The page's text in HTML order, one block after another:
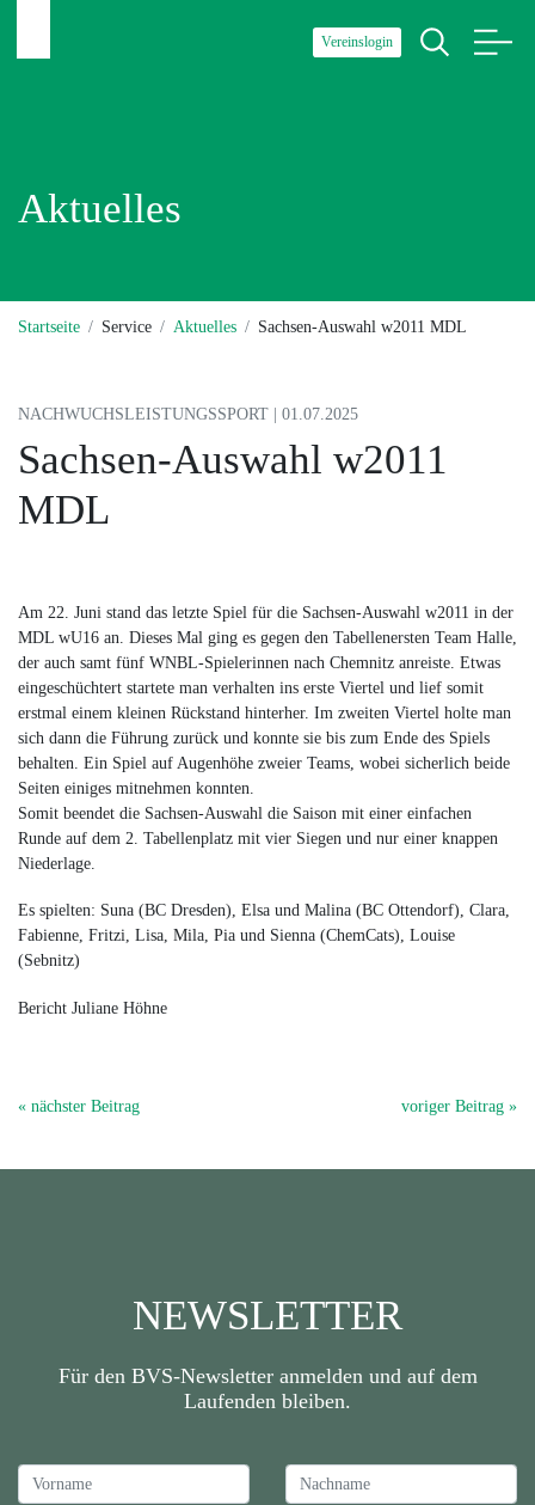
Vereinslogin
Aktuelles
Startseite Service Aktuelles Sachsen-Auswahl w2011 MDL
NACHWUCHSLEISTUNGSSPORT | 01.07.2025
Sachsen-Auswahl w2011
MDL
Am 22. Juni stand das letzte Spiel für die Sachsen-Auswahl w2011 in der
MDL wU16 an. Dieses Mal ging es gegen den Tabellenersten Team Halle,
der auch samt fünf WNBL-Spielerinnen nach Chemnitz anreiste. Etwas
eingeschüchtert startete man verhalten ins erste Viertel und lief somit
erstmal einem kleinen Rückstand hinterher. Im zweiten Viertel holte man
sich dann die Führung zurück und konnte sie bis zum Ende des Spiels
behalten. Ein Spiel auf Augenhöhe zweier Teams, wobei sicherlich beide
Seiten einiges mitnehmen konnten.
Somit beendet die Sachsen-Auswahl die Saison mit einer einfachen
Runde auf dem 2. Tabellenplatz mit vier Siegen und nur einer knappen
Niederlage.
Es spielten: Suna (BC Dresden), Elsa und Malina (BC Ottendorf), Clara,
Fabienne, Fritzi, Lisa, Mila, Pia und Sienna (ChemCats), Louise
(Sebnitz)
Bericht Juliane Höhne
« nächster Beitrag voriger Beitrag »
NEWSLETTER
Für den BVS-Newsletter anmelden und auf dem
Laufenden bleiben.